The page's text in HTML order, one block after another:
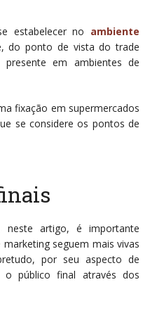
estabelecer no ambiente
do ponto de vista do trade
em ambientes de
fixação em supermercados
se considere os pontos de
neste artigo, é importante
seguem mais vivas
por seu aspecto de
público final através dos